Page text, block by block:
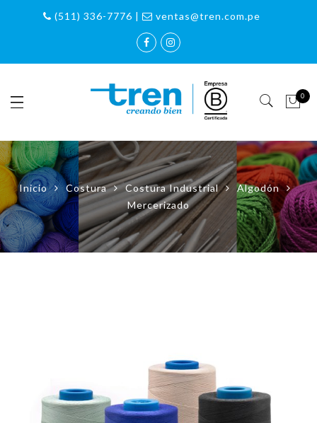
(511) 336-7776 | ventas@tren.com.pe
0
Inicio Costura Costura Industrial
Algodón
Mercerizado